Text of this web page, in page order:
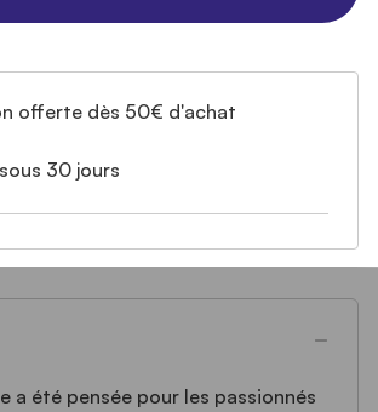
offerte dès 50€ d'achat
30 jours
a été pensée pour les passionnés